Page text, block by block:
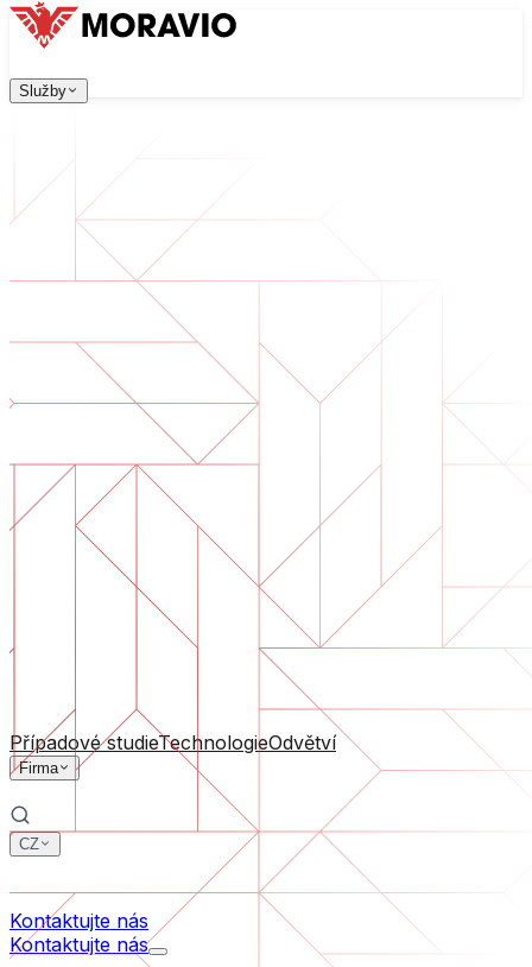
Služby
Vývoj software
Webové aplikace, které jsou škálovatelné, bezpečné a
Digitální transformace
Digitalizujte své podnikání. Připravte se na budoucnost.
Vývoj AI software
AI nástroje na míru integrované do vašich procesů.
Od nápadu po spuštěný produkt — návrh, vývoj,
Technická due diligence
Posouzení kvality a identifikace rizik ve vašem software.
Podpora software
Průběžná údržba nebo záchrana projektu, který se
Podle velikosti firmy
Pro lídry odvětví
Všechny služby
Případové studieTechnologieOdvětví
Firma
CZ
Kontaktujte nás
Kontaktujte nás
Všechny služby
English
Kontaktujte nás